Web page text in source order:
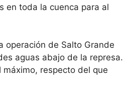
en toda la cuenca para al
operación de Salto Grande
aguas abajo de la represa.
respecto del que